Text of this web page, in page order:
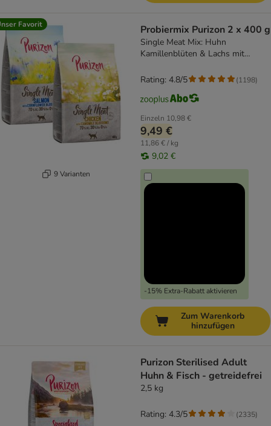
Favorit
9 Varianten
Probiermix Purizon 2 x 400 g
Single Meat Mix: Huhn
Kamillenblüten & Lachs mit
Einzeln 10,98 €
9,49 €
11,86 € / kg
9,02 €
-15% Extra-Rabatt aktivieren
Rating: 4.8/5 (1198)
Zum Warenkorb
hinzufügen
Purizon Sterilised Adult
Huhn & Fisch - getreidefrei
2,5 kg
Rating: 4.3/5 (2335)